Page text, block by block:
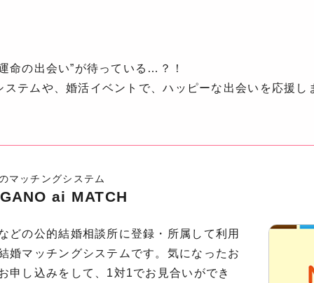
命の出会い”が待っている…？！
ステムや、婚活イベントで、ハッピーな出会いを応援し
マッチングシステム
ai MATCH
どの公的結婚相談所に登録・所属して利用
婚マッチングシステムです。気になったお
申し込みをして、1対1でお見合いができ